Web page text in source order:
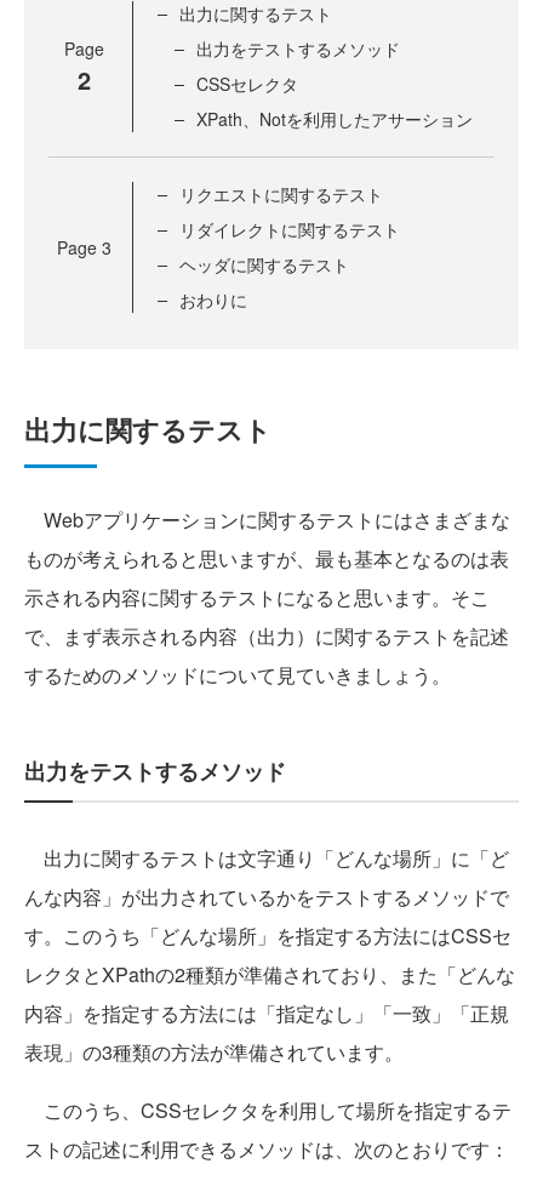
Page
2
出力に関するテスト
出力をテストするメソッド
CSSセレクタ
XPath、Notを利用したアサーション
Page 3
リクエストに関するテスト
リダイレクトに関するテスト
ヘッダに関するテスト
おわりに
出力に関するテスト
Webアプリケーションに関するテストにはさまざまな
ものが考えられると思いますが、最も基本となるのは表
示される内容に関するテストになると思います。そこ
で、まず表示される内容（出力）に関するテストを記述
するためのメソッドについて見ていきましょう。
出力をテストするメソッド
出力に関するテストは文字通り「どんな場所」に「ど
んな内容」が出力されているかをテストするメソッドで
す。このうち「どんな場所」を指定する方法にはCSSセ
レクタとXPathの2種類が準備されており、また「どんな
内容」を指定する方法には「指定なし」「一致」「正規
表現」の3種類の方法が準備されています。
このうち、CSSセレクタを利用して場所を指定するテ
ストの記述に利用できるメソッドは、次のとおりです：